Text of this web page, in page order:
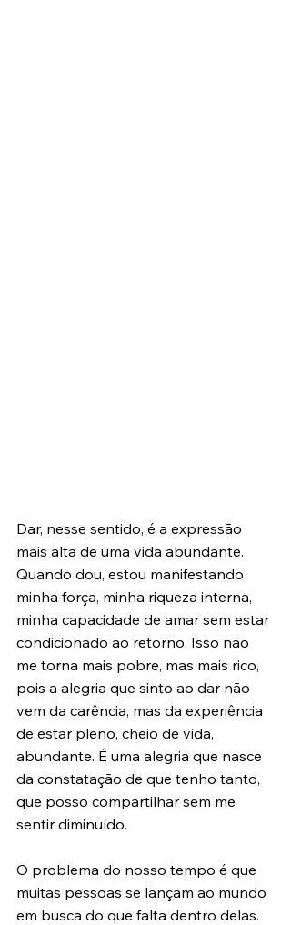
Dar, nesse sentido, é a expressão
mais alta de uma vida abundante.
Quando dou, estou manifestando
minha força, minha riqueza interna,
minha capacidade de amar sem estar
condicionado ao retorno. Isso não
me torna mais pobre, mas mais rico,
pois a alegria que sinto ao dar não
vem da carência, mas da experiência
de estar pleno, cheio de vida,
abundante. É uma alegria que nasce
da constatação de que tenho tanto,
que posso compartilhar sem me
sentir diminuído.
O problema do nosso tempo é que
muitas pessoas se lançam ao mundo
em busca do que falta dentro delas.